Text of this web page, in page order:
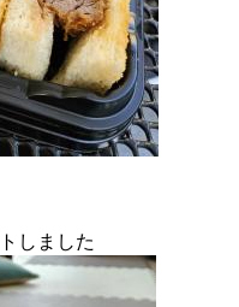
しました